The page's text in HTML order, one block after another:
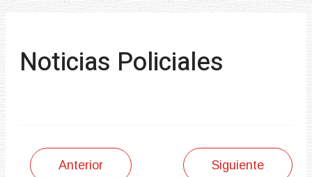
Noticias Policiales
Anterior Siguiente